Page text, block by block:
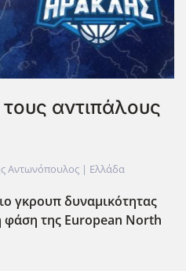
αντιπάλους
Αντωνόπουλος | Ελλάδα
γκρουπ δυναμικότητας
φάση της European North